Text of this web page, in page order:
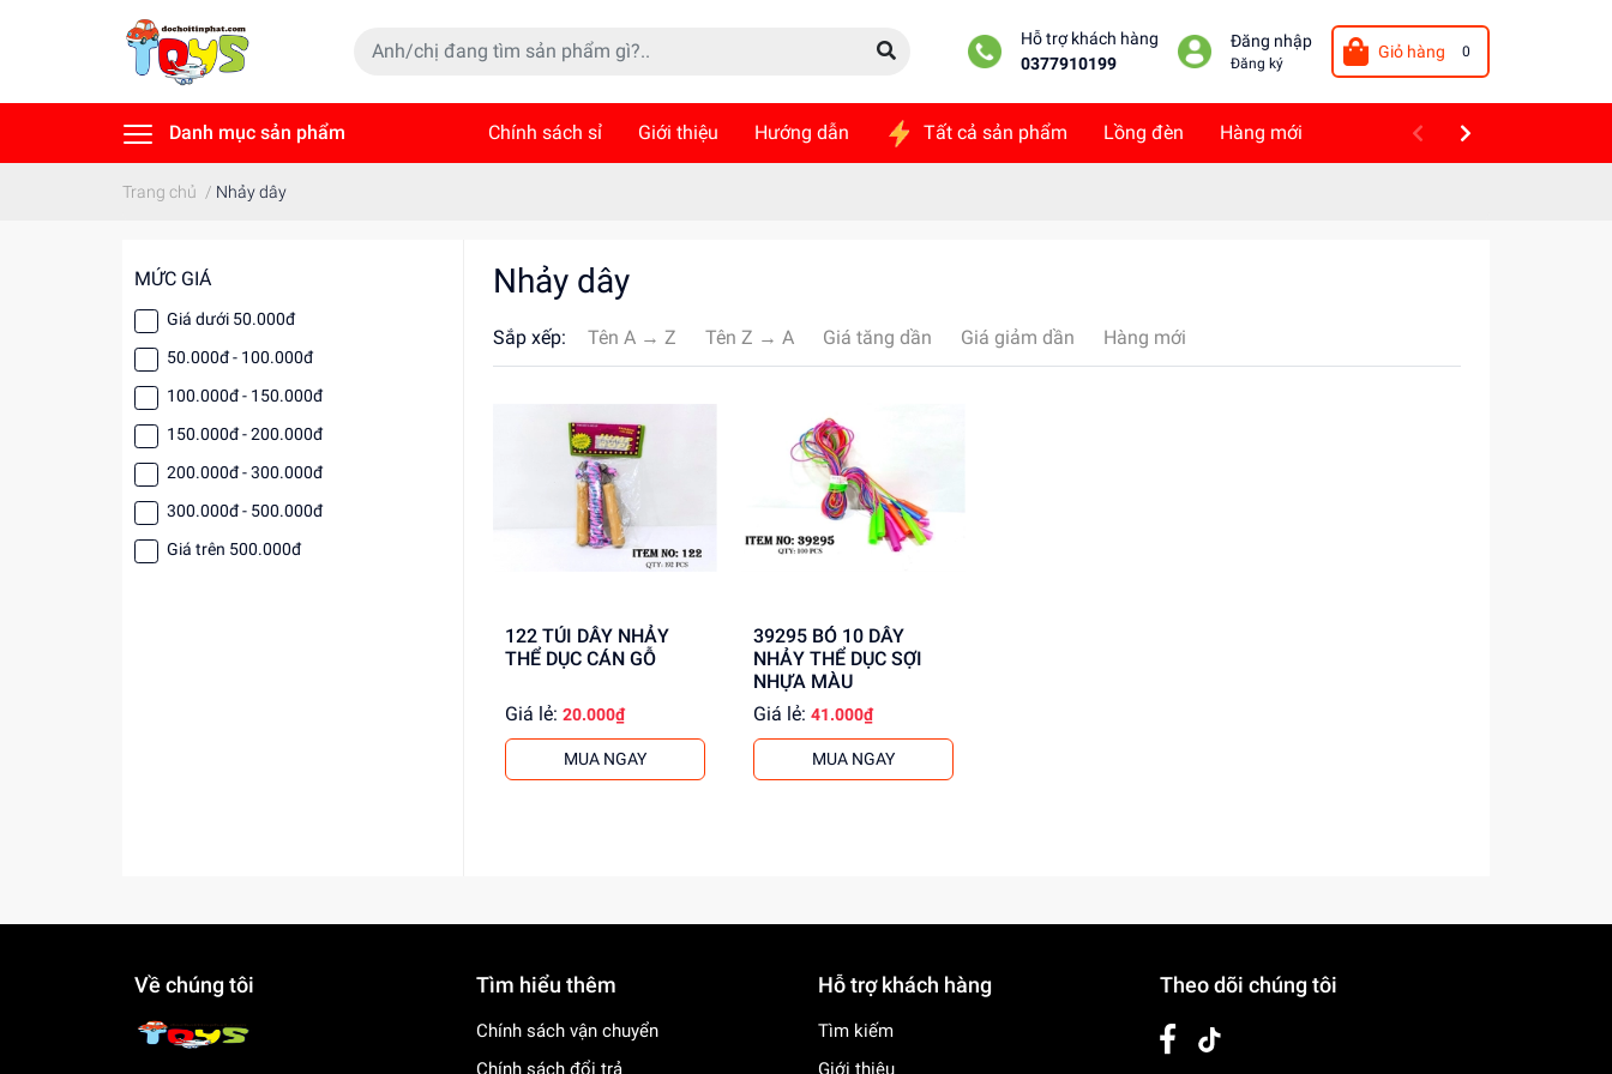
Hỗ trợ khách hàng
0377910199
Đăng nhập
Đăng ký
Giỏ hàng 0
Danh mục sản phẩm Chính sách sỉ Giới thiệu Hướng dẫn Tất cả sản phẩm Lồng đèn Hàng mới
Trang chủ / Nhảy dây
Nhảy dây
Sắp xếp: Tên A → Z Tên Z → A Giá tăng dần Giá giảm dần Hàng mới
122 TÚI DÂY NHẢY
THỂ DỤC CÁN GỖ
Giá lẻ: 20.000₫
MUA NGAY
39295 BÓ 10 DÂY
NHẢY THỂ DỤC SỢI
NHỰA MÀU
Giá lẻ: 41.000₫
MUA NGAY
MỨC GIÁ
Giá dưới 50.000đ
50.000đ - 100.000đ
100.000đ - 150.000đ
150.000đ - 200.000đ
200.000đ - 300.000đ
300.000đ - 500.000đ
Giá trên 500.000đ
Về chúng tôi Tìm hiểu thêm
Chính sách vận chuyển
Chính sách đổi trả
Hỗ trợ khách hàng
Tìm kiếm
Giới thiệu
Theo dõi chúng tôi